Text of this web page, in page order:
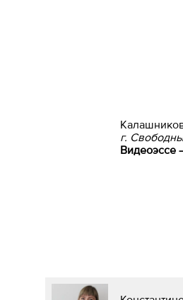
г.
Видеоэссе